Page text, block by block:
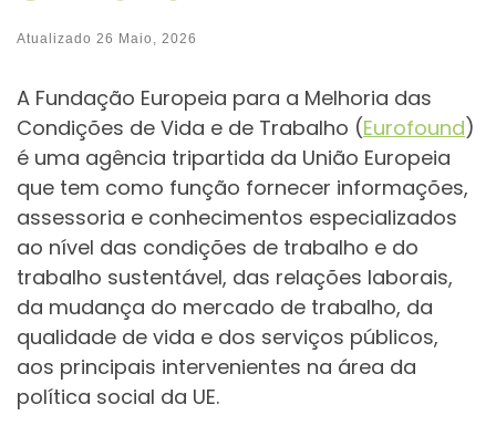
Atualizado 26 Maio, 2026
A Fundação Europeia para a Melhoria das
Condições de Vida e de Trabalho (Eurofound)
é uma agência tripartida da União Europeia
que tem como função fornecer informações,
assessoria e conhecimentos especializados
ao nível das condições de trabalho e do
trabalho sustentável, das relações laborais,
da mudança do mercado de trabalho, da
qualidade de vida e dos serviços públicos,
aos principais intervenientes na área da
política social da UE.